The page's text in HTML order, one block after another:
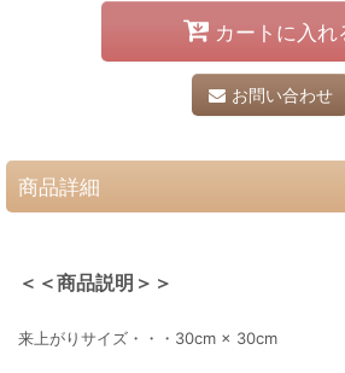
カートに入れ
お問い合わせ
商品詳細
＜＜商品説明＞＞
来上がりサイズ・・・30cm × 30cm